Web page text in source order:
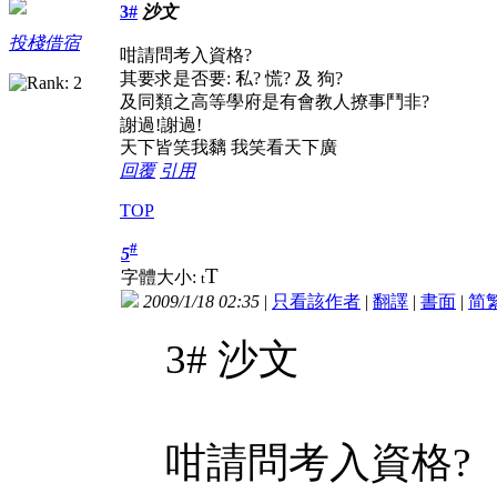
投棧借宿
3# 沙文
咁請問考入資格?
其要求是否要: 私? 慌? 及 狗?
及同類之高等學府是有會教人撩事鬥非?
謝過!謝過!
天下皆笑我黐 我笑看天下廣
回覆 引用
TOP
5#
字體大小: tT
2009/1/18 02:35 | 只看該作者 | 翻譯 | 書面 | 简
3# 沙文
咁請問考入資格?